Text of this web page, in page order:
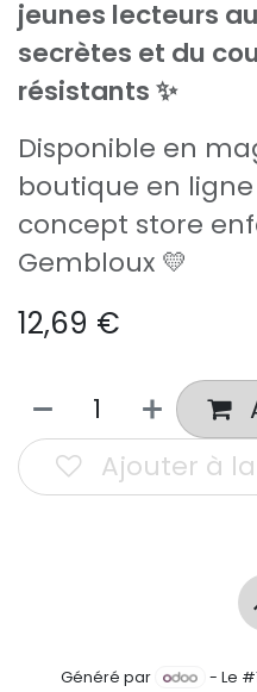
jeunes lecteurs
secrètes et du
résistants ✨
Disponible en
boutique en
concept store
Gembloux 💛
12,69 €
Ajouter à
Généré par - Le